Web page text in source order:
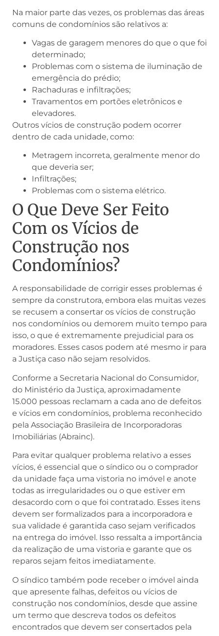
Na maior parte das vezes, os problemas das áreas
comuns de condomínios são relativos a:
Vagas de garagem menores do que o que foi
determinado;
Problemas com o sistema de iluminação de
emergência do prédio;
Rachaduras e infiltrações;
Travamentos em portões eletrônicos e
elevadores.
Outros vícios de construção podem ocorrer
dentro de cada unidade, como:
Metragem incorreta, geralmente menor do
que deveria ser;
Infiltrações;
Problemas com o sistema elétrico.
O Que Deve Ser Feito
Com os Vícios de
Construção nos
Condomínios?
A responsabilidade de corrigir esses problemas é
sempre da construtora, embora elas muitas vezes
se recusem a consertar os vícios de construção
nos condomínios ou demorem muito tempo para
isso, o que é extremamente prejudicial para os
moradores. Esses casos podem até mesmo ir para
a Justiça caso não sejam resolvidos.
Conforme a Secretaria Nacional do Consumidor,
do Ministério da Justiça, aproximadamente
15.000 pessoas reclamam a cada ano de defeitos
e vícios em condomínios, problema reconhecido
pela Associação Brasileira de Incorporadoras
Imobiliárias (Abrainc).
Para evitar qualquer problema relativo a esses
vícios, é essencial que o síndico ou o comprador
da unidade faça uma vistoria no imóvel e anote
todas as irregularidades ou o que estiver em
desacordo com o que foi contratado. Esses itens
devem ser formalizados para a incorporadora e
sua validade é garantida caso sejam verificados
na entrega do imóvel. Isso ressalta a importância
da realização de uma vistoria e garante que os
reparos sejam feitos imediatamente.
O síndico também pode receber o imóvel ainda
que apresente falhas, defeitos ou vícios de
construção nos condomínios, desde que assine
um termo que descreva todos os defeitos
encontrados que devem ser consertados pela